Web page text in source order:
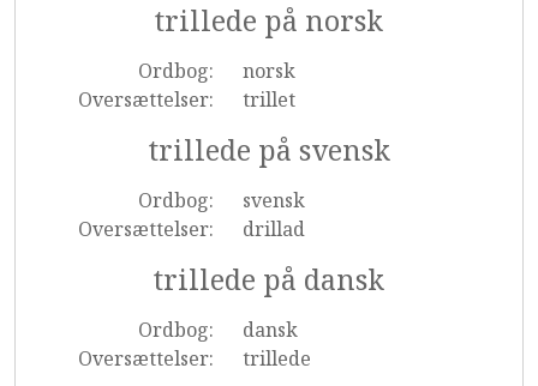
trillede på norsk
Ordbog:
norsk
Oversættelser:
trillet
trillede på svensk
Ordbog:
svensk
Oversættelser:
drillad
trillede på dansk
Ordbog:
dansk
Oversættelser:
trillede